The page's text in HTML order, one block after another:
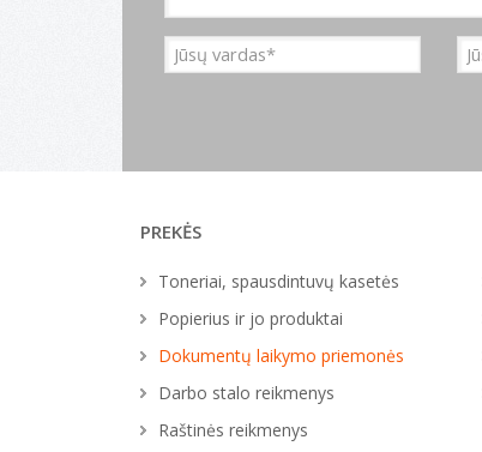
PREKĖS
Toneriai, spausdintuvų kasetės
Popierius ir jo produktai
Dokumentų laikymo priemonės
Darbo stalo reikmenys
Raštinės reikmenys